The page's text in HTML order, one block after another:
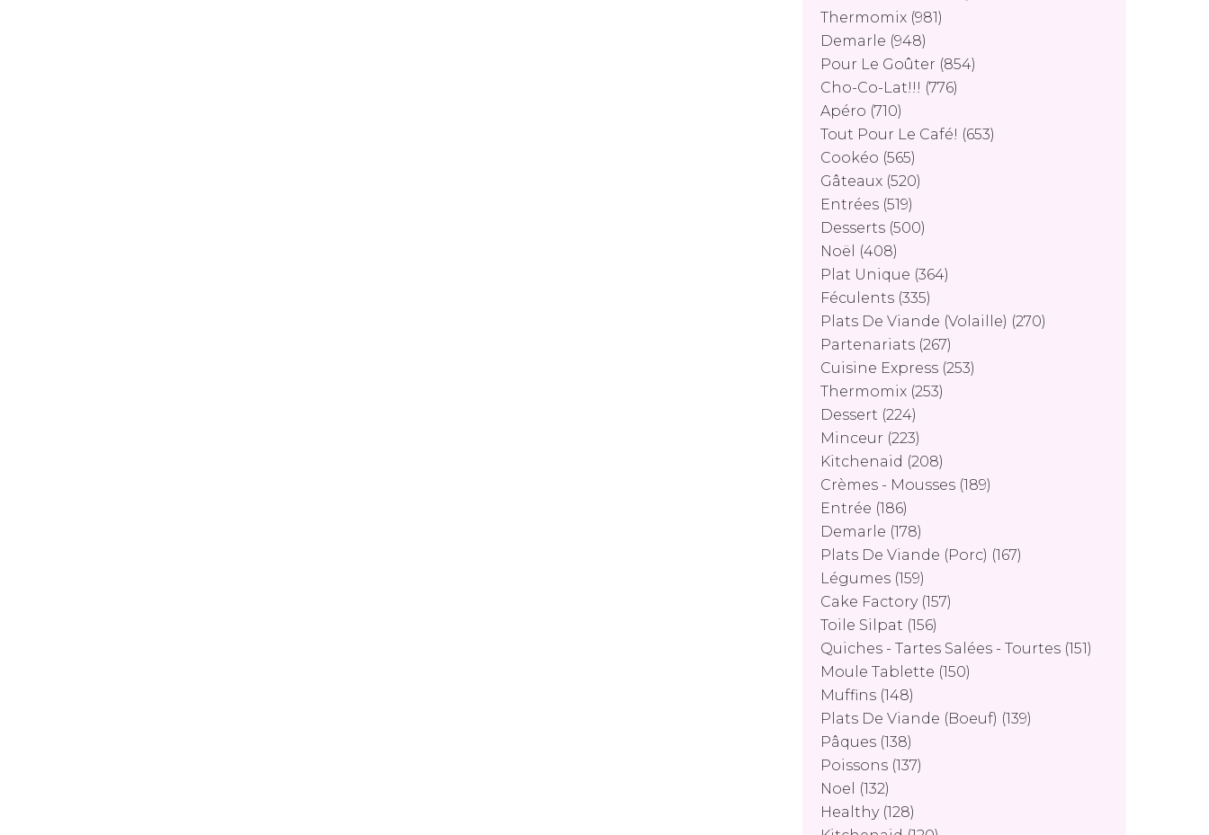
Thermomix (981)
Demarle (948)
Pour Le Goûter (854)
Cho-Co-Lat!!! (776)
Apéro (710)
Tout Pour Le Café! (653)
Cookéo (565)
Gâteaux (520)
Entrées (519)
Desserts (500)
Noël
(408)
Plat Unique (364)
Féculents (335)
Plats De Viande (volaille) (270)
Partenariats (267)
Cuisine Express (253)
Thermomix (253)
Dessert (224)
Minceur (223)
Kitchenaid (208)
Crèmes - Mousses (189)
Entrée (186)
Demarle (178)
Plats De Viande (porc) (167)
Légumes (159)
Cake Factory(157)
Toile Silpat (156)
Quiches - Tartes Salées - Tourtes (151)
Moule Tablette (150)
Muffins (148)
Plats De Viande (boeuf) (139)
Pâques (138)
Poissons (137)
Noel
(132)
Healthy(128)